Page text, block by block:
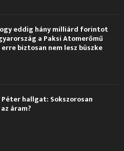
eddig hány milliárd forintot
a Paksi Atomerőmű
biztosan nem lesz büszke
hallgat: Sokszorosan
áram?